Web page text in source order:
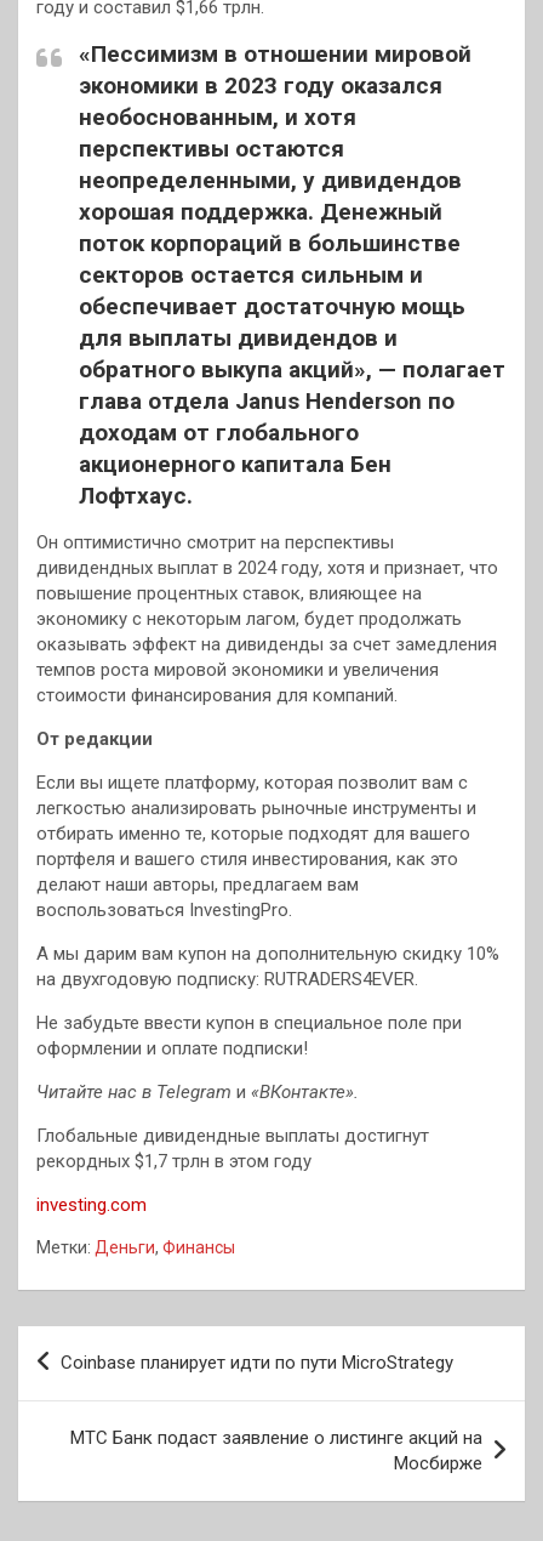
году и составил $1,66 трлн.
«Пессимизм в отношении мировой
экономики в 2023 году оказался
необоснованным, и хотя
перспективы остаются
неопределенными, у дивидендов
хорошая поддержка. Денежный
поток корпораций в большинстве
секторов остается сильным и
обеспечивает достаточную мощь
для выплаты дивидендов и
обратного выкупа акций», — полагает
глава отдела Janus Henderson по
доходам от глобального
акционерного капитала Бен
Лофтхаус.
Он оптимистично смотрит на перспективы
дивидендных выплат в 2024 году, хотя и признает, что
повышение процентных ставок, влияющее на
экономику с некоторым лагом, будет продолжать
оказывать эффект на дивиденды за счет замедления
темпов роста мировой экономики и увеличения
стоимости финансирования для компаний.
От редакции
Если вы ищете платформу, которая позволит вам с
легкостью анализировать рыночные инструменты и
отбирать именно те, которые подходят для вашего
портфеля и вашего стиля инвестирования, как это
делают наши авторы, предлагаем вам
воспользоваться InvestingPro.
А мы дарим вам купон на дополнительную скидку 10%
на двухгодовую подписку: RUTRADERS4EVER.
Не забудьте ввести купон в специальное поле при
оформлении и оплате подписки!
Читайте нас в Telegram и «ВКонтакте».
Глобальные дивидендные выплаты достигнут
рекордных $1,7 трлн в этом году
investing.com
Метки: Деньги, Финансы
Навигация
записям
Coinbase планирует идти по пути MicroStrategy
МТС Банк подаст заявление о листинге акций на
Мосбирже